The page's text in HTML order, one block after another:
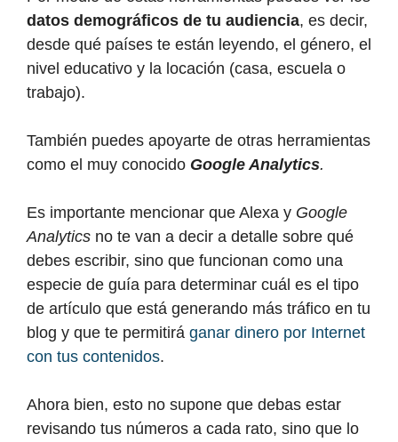
datos demográficos de tu audiencia, es decir,
desde qué países te están leyendo, el género, el
nivel educativo y la locación (casa, escuela o
trabajo).
También puedes apoyarte de otras herramientas
como el muy conocido Google Analytics.
Es importante mencionar que Alexa y Google
Analytics no te van a decir a detalle sobre qué
debes escribir, sino que funcionan como una
especie de guía para determinar cuál es el tipo
de artículo que está generando más tráfico en tu
blog y que te permitirá ganar dinero por Internet
con tus contenidos.
Ahora bien, esto no supone que debas estar
revisando tus números a cada rato, sino que lo